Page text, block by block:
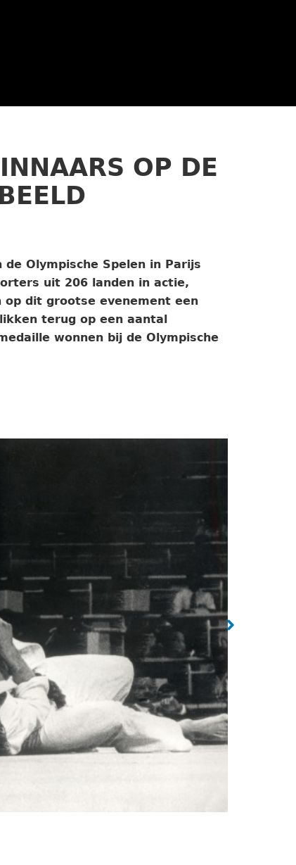
OP DE
Olympische Spelen in Parijs
uit 206 landen in actie,
op dit grootse evenement een
terug op een aantal
wonnen bij de Olympische
Duitser Glahn. Wim juicht, de gouden
/ Collectie Spaarnestad / ANP / Cor